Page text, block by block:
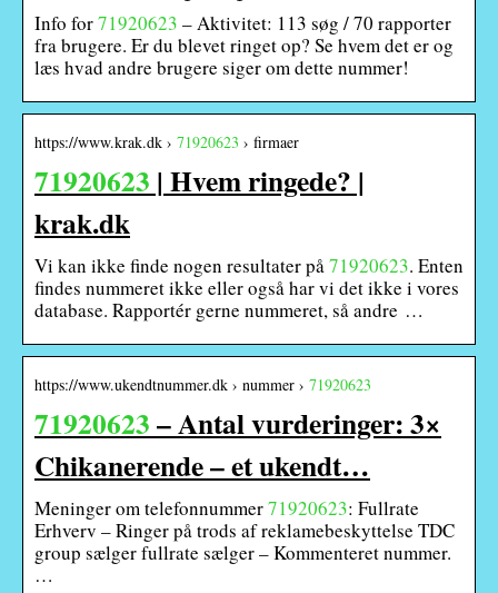
Info for71920623 – Aktivitet: 113 søg / 70 rapporter
fra brugere. Er du blevet ringet op? Se hvem det er og
læs hvad andre brugere siger om dette nummer!
https://www.krak.dk › 71920623 › firmaer
71920623 | Hvem ringede? |
krak.dk
Vi kan ikke finde nogen resultater på 71920623. Enten
findes nummeret ikke eller også har vi det ikke i vores
database. Rapportér gerne nummeret, så andre …
https://www.ukendtnummer.dk › nummer › 71920623
71920623– Antal vurderinger: 3×
Chikanerende – et ukendt…
Meninger om telefonnummer71920623: Fullrate
Erhverv – Ringer på trods af reklamebeskyttelse TDC
group sælger fullrate sælger – Kommenteret nummer.
…